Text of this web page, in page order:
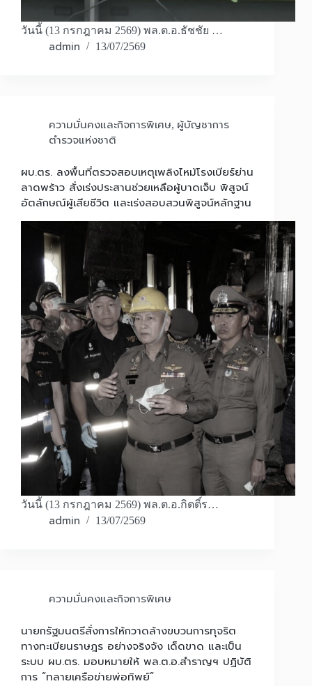
วันนี้ (13 กรกฎาคม 2569) พล.ต.อ.ธัชชัย …
admin 13/07/2569
ความมั่นคงและกิจการพิเศษ, ผู้บัญชาการ
ตำรวจแห่งชาติ
ผบ.ตร. ลงพื้นที่ตรวจสอบเหตุเพลิงไหม้โรงเบียร์ย่าน
ลาดพร้าว สั่งเร่งประสานช่วยเหลือผู้บาดเจ็บ พิสูจน์
อัตลักษณ์ผู้เสียชีวิต และเร่งสอบสวนพิสูจน์หลักฐาน
วันนี้ (13 กรกฎาคม 2569) พล.ต.อ.กิตติ์ร…
admin 13/07/2569
ความมั่นคงและกิจการพิเศษ
นายกรัฐมนตรีสั่งการให้กวาดล้างขบวนการทุจริต
ทางทะเบียนราษฎร อย่างจริงจัง เด็ดขาด และเป็น
ระบบ ผบ.ตร. มอบหมายให้ พล.ต.อ.สำราญฯ ปฏิบัติ
การ “ทลายเครือข่ายพ่อทิพย์”